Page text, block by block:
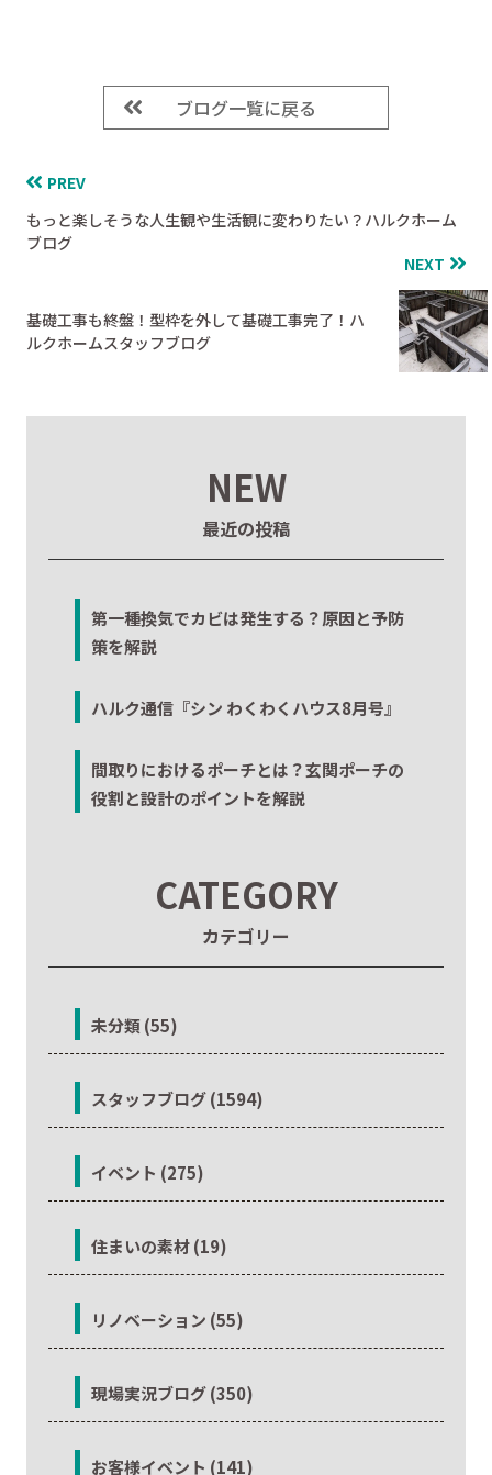
ブログ一覧に戻る
PREV
もっと楽しそうな人生観や生活観に変わりたい？ハルクホーム
ブログ
NEXT
基礎工事も終盤！型枠を外して基礎工事完了！ハ
ルクホームスタッフブログ
NEW
最近の投稿
第一種換気でカビは発生する？原因と予防
策を解説
ハルク通信『シン わくわくハウス8月号』
間取りにおけるポーチとは？玄関ポーチの
役割と設計のポイントを解説
CATEGORY
カテゴリー
未分類 (55)
スタッフブログ (1594)
イベント (275)
住まいの素材 (19)
リノベーション (55)
現場実況ブログ (350)
お客様イベント (141)